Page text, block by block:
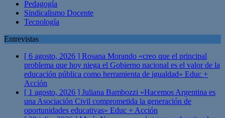
Pedagogía
Sindicalismo Docente
Tecnología
Entrevistas
[ 6 agosto, 2026 ] Rosana Morando «creo que el principal
problema que hoy niega el Gobierno nacional es el valor de la
educación pública como herramienta de igualdad» Educ +
Acción
[ 1 agosto, 2026 ] Juliana Bambozzi «Hacemos Argentina es
una Asociación Civil comprometida la generación de
oportunidades educativas» Educ + Acción